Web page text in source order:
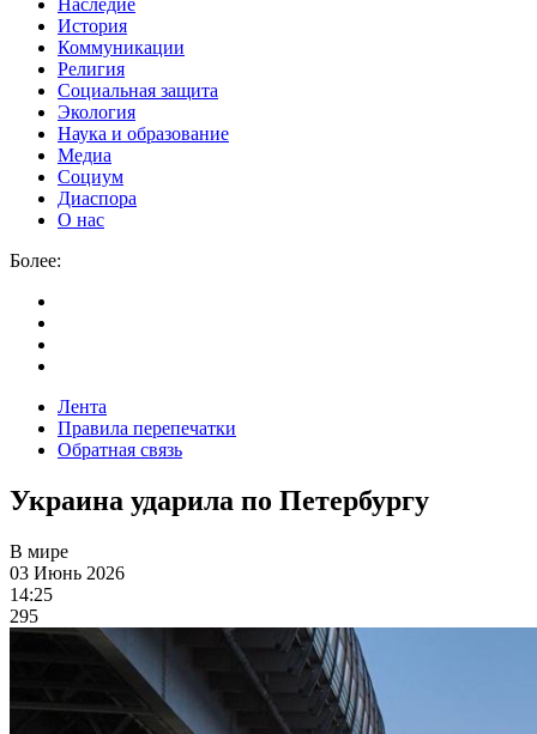
Наследие
История
Коммуникации
Религия
Социальная защита
Экология
Наука и образование
Медиа
Социум
Диаспора
О нас
Более:
Лента
Правила перепечатки
Обратная связь
Украина ударила по Петербургу
В мире
03 Июнь 2026
14:25
295